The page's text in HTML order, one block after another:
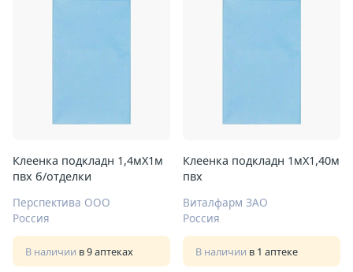
Клеенка подкладн 1,4мX1м
пвх б/отделки
Перспектива ООО
Россия
В наличии в 9 аптеках
Клеенка подкладн 1мX1,40м
пвх
Виталфарм ЗАО
Россия
В наличии в 1 аптеке